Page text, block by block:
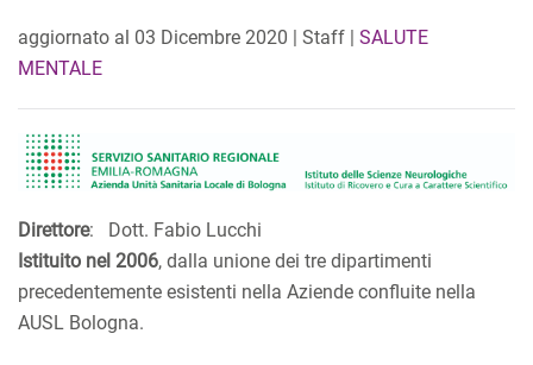
aggiornato al 03 Dicembre 2020 | Staff | SALUTE
MENTALE
Direttore: Dott. Fabio Lucchi
Istituito nel 2006, dalla unione dei tre dipartimenti
precedentemente esistenti nella Aziende confluite nella
AUSL Bologna.